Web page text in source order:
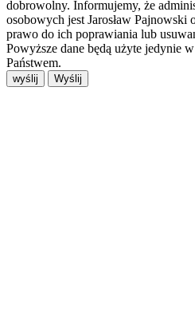
dobrowolny. Informujemy, że
osobowych jest Jarosław Pajnowski
prawo do ich poprawiania lub
Powyższe dane będą użyte jedynie
Państwem.
wyślij